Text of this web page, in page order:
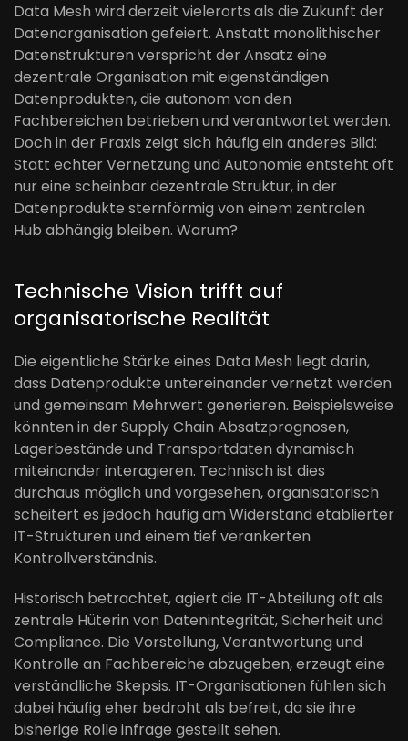
Data Mesh wird derzeit vielerorts als die Zukunft der
Datenorganisation gefeiert. Anstatt monolithischer
Datenstrukturen verspricht der Ansatz eine
dezentrale Organisation mit eigenständigen
Datenprodukten, die autonom von den
Fachbereichen betrieben und verantwortet werden.
Doch in der Praxis zeigt sich häufig ein anderes Bild:
Statt echter Vernetzung und Autonomie entsteht oft
nur eine scheinbar dezentrale Struktur, in der
Datenprodukte sternförmig von einem zentralen
Hub abhängig bleiben. Warum?
Technische Vision trifft auf
organisatorische Realität
Die eigentliche Stärke eines Data Mesh liegt darin,
dass Datenprodukte untereinander vernetzt werden
und gemeinsam Mehrwert generieren. Beispielsweise
könnten in der Supply Chain Absatzprognosen,
Lagerbestände und Transportdaten dynamisch
miteinander interagieren. Technisch ist dies
durchaus möglich und vorgesehen, organisatorisch
scheitert es jedoch häufig am Widerstand etablierter
IT-Strukturen und einem tief verankerten
Kontrollverständnis.
Historisch betrachtet, agiert die IT-Abteilung oft als
zentrale Hüterin von Datenintegrität, Sicherheit und
Compliance. Die Vorstellung, Verantwortung und
Kontrolle an Fachbereiche abzugeben, erzeugt eine
verständliche Skepsis. IT-Organisationen fühlen sich
dabei häufig eher bedroht als befreit, da sie ihre
bisherige Rolle infrage gestellt sehen.